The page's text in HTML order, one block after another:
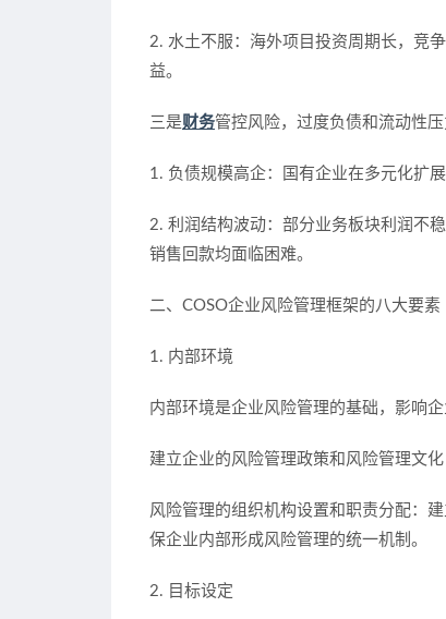
2. 水土不服：海外项目投资周期长，竞
益。
三是财务管控风险，过度负债和流动性压
1. 负债规模高企：国有企业在多元化扩
2. 利润结构波动：部分业务板块利润不
销售回款均面临困难。
二、COSO企业风险管理框架的八大要素
1. 内部环境
内部环境是企业风险管理的基础，影响
建立企业的风险管理政策和风险管理文
风险管理的组织机构设置和职责分配：
保企业内部形成风险管理的统一机制。
2. 目标设定